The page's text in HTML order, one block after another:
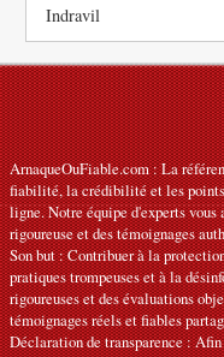
Indravil
ArnaqueOuFiable.com : La
fiabilité, la crédibilité et les
ligne. Notre équipe d'experts
rigoureuse et des témoignages
Son but : Contribuer à la
pratiques trompeuses et à la
rigoureuses et des évaluations
témoignages réels et fiables
Déclaration de transparence :